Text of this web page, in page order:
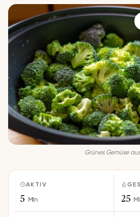
Grü­nes Ge­mü­se
AKTIV
5 Min 25